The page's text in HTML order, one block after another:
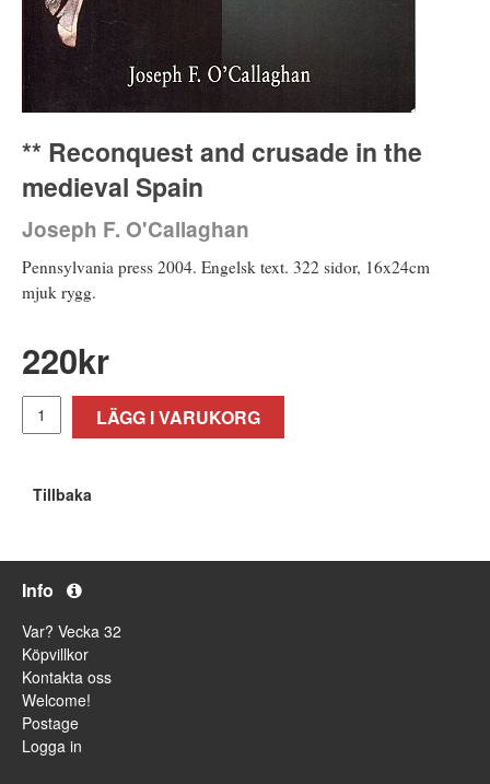
** Reconquest and crusade in the
medieval Spain
Joseph F. O'Callaghan
Pennsylvania press 2004. Engelsk text. 322 sidor, 16x24cm
mjuk rygg.
220kr
LÄGG I VARUKORG
Tillbaka
Info
Var? Vecka 32
Köpvillkor
Kontakta oss
Welcome!
Postage
Logga in